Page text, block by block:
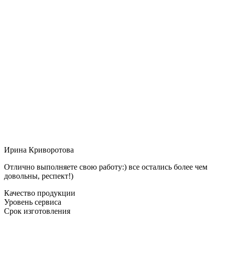
Ирина Криворотова
Отлично выполняете свою работу:) все остались более чем
довольны, респект!)
Качество продукции
Уровень сервиса
Срок изготовления